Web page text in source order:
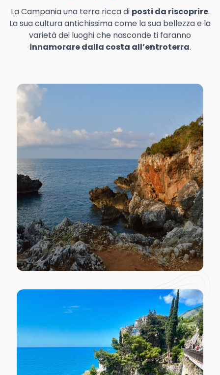
La Campania una terra ricca di posti da riscoprire.
La sua cultura antichissima come la sua bellezza e la
varietà dei luoghi che nasconde ti faranno
innamorare dalla costa all’entroterra.